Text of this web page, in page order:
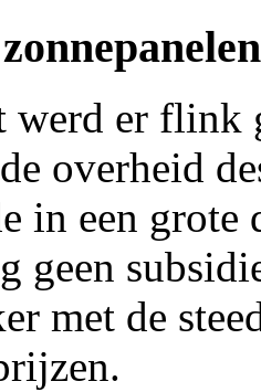
werd er flink
overheid
in een
geen
met de